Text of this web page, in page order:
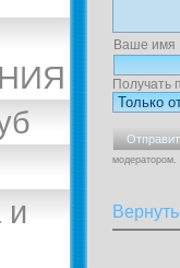
и
Ваше имя
Получать
модератором.